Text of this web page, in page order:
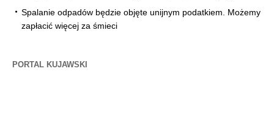
Spalanie odpadów będzie objęte unijnym podatkiem. Możemy
zapłacić więcej za śmieci
PORTAL KUJAWSKI